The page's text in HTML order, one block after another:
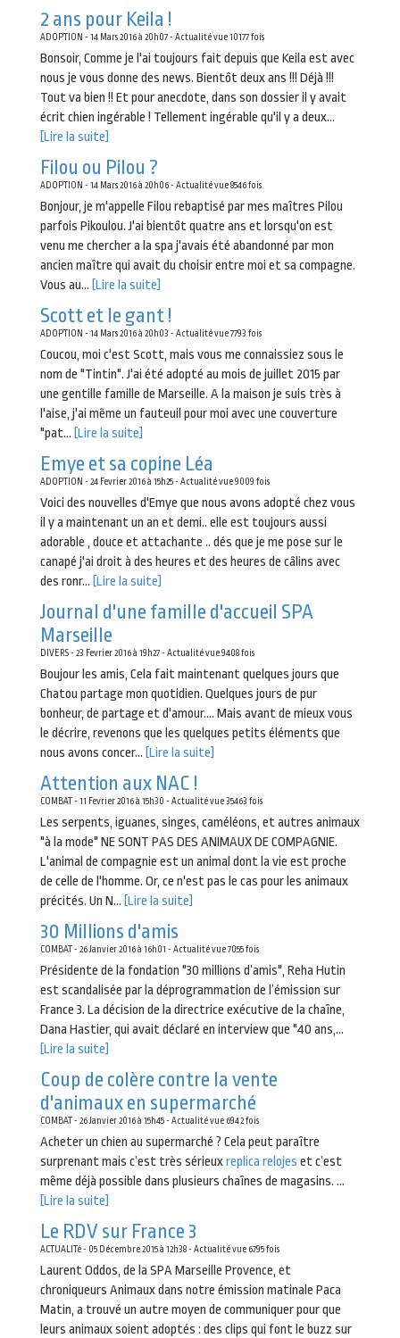
2 ans pour Keila !
ADOPTION - 14 Mars 2016 à 20h07 - Actualité vue 10177 fois
Bonsoir, Comme je l'ai toujours fait depuis que Keila est avec
nous je vous donne des news. Bientôt deux ans !!! Déjà !!!
Tout va bien !! Et pour anecdote, dans son dossier il y avait
écrit chien ingérable ! Tellement ingérable qu'il y a deux...
[Lire la suite]
Filou ou Pilou ?
ADOPTION - 14 Mars 2016 à 20h06 - Actualité vue 8546 fois
Bonjour, je m'appelle Filou rebaptisé par mes maîtres Pilou
parfois Pikoulou. J'ai bientôt quatre ans et lorsqu'on est
venu me chercher a la spa j'avais été abandonné par mon
ancien maître qui avait du choisir entre moi et sa compagne.
Vous au... [Lire la suite]
Scott et le gant !
ADOPTION - 14 Mars 2016 à 20h03 - Actualité vue 7793 fois
Coucou, moi c'est Scott, mais vous me connaissiez sous le
nom de "Tintin". J'ai été adopté au mois de juillet 2015 par
une gentille famille de Marseille. A la maison je suis très à
l'aise, j'ai même un fauteuil pour moi avec une couverture
"pat... [Lire la suite]
Emye et sa copine Léa
ADOPTION - 24 Fevrier 2016 à 15h25 - Actualité vue 9009 fois
Voici des nouvelles d'Emye que nous avons adopté chez vous
il y a maintenant un an et demi.. elle est toujours aussi
adorable , douce et attachante .. dés que je me pose sur le
canapé j'ai droit à des heures et des heures de câlins avec
des ronr... [Lire la suite]
Journal d'une famille d'accueil SPA
Marseille
DIVERS - 23 Fevrier 2016 à 19h27 - Actualité vue 9408 fois
Boujour les amis, Cela fait maintenant quelques jours que
Chatou partage mon quotidien. Quelques jours de pur
bonheur, de partage et d'amour.... Mais avant de mieux vous
le décrire, revenons que les quelques petits éléments que
nous avons concer... [Lire la suite]
Attention aux NAC !
COMBAT - 11 Fevrier 2016 à 15h30 - Actualité vue 35463 fois
Les serpents, iguanes, singes, caméléons, et autres animaux
"à la mode" NE SONT PAS DES ANIMAUX DE COMPAGNIE.
L'animal de compagnie est un animal dont la vie est proche
de celle de l'homme. Or, ce n'est pas le cas pour les animaux
précités. Un N... [Lire la suite]
30 Millions d'amis
COMBAT - 26 Janvier 2016 à 16h01 - Actualité vue 7055 fois
Présidente de la fondation "30 millions d’amis", Reha Hutin
est scandalisée par la déprogrammation de l’émission sur
France 3. La décision de la directrice exécutive de la chaîne,
Dana Hastier, qui avait déclaré en interview que "40 ans,...
[Lire la suite]
Coup de colère contre la vente
d'animaux en supermarché
COMBAT - 26 Janvier 2016 à 15h45 - Actualité vue 6942 fois
Acheter un chien au supermarché ? Cela peut paraître
surprenant mais c’est très sérieuxreplica relojes et c’est
même déjà possible dans plusieurs chaînes de magasins. ...
[Lire la suite]
Le RDV sur France 3
ACTUALITé - 05 Décembre 2015 à 12h38 - Actualité vue 6795 fois
Laurent Oddos, de la SPA Marseille Provence, et
chroniqueurs Animaux dans notre émission matinale Paca
Matin, a trouvé un autre moyen de communiquer pour que
leurs animaux soient adoptés : des clips qui font le buzz sur